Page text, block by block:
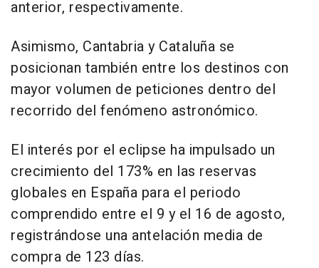
anterior, respectivamente.
Asimismo, Cantabria y Cataluña se
posicionan también entre los destinos con
mayor volumen de peticiones dentro del
recorrido del fenómeno astronómico.
El interés por el eclipse ha impulsado un
crecimiento del 173% en las reservas
globales en España para el periodo
comprendido entre el 9 y el 16 de agosto,
registrándose una antelación media de
compra de 123 días.